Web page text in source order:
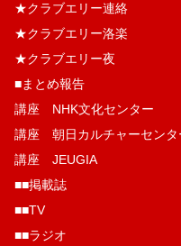
★クラブエリー連絡
★クラブエリー洛楽
★クラブエリー夜
■まとめ報告
講座 NHK文化センター
講座 朝日カルチャーセンタ
講座 JEUGIA
■■掲載誌
■■TV
■■ラジオ